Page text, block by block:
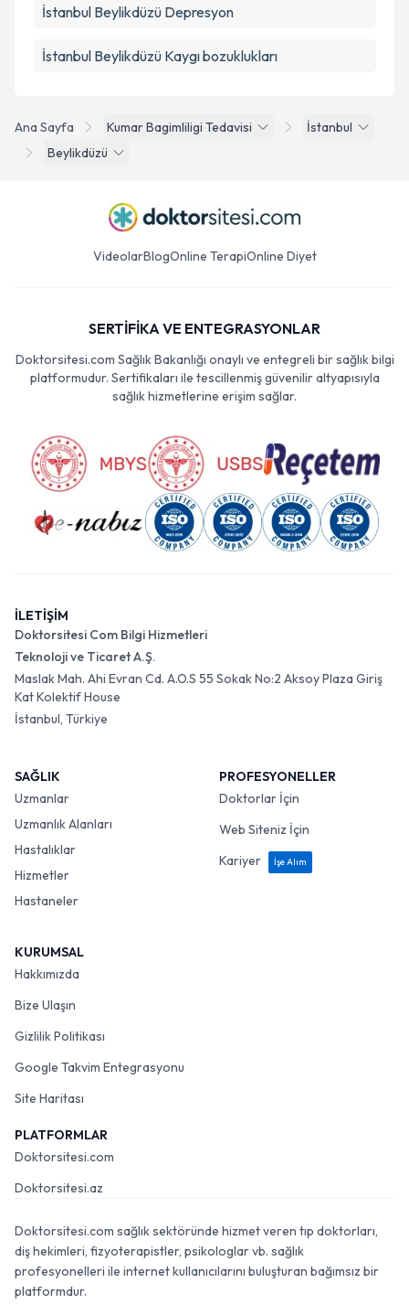
Ana Sayfa Kumar Bagimliligi Tedavisi
İstanbul
Beylikdüzü
İstanbul Beylikdüzü Depresyon
İstanbul Beylikdüzü Kaygı bozuklukları
VideolarBlogOnline TerapiOnline Diyet
SERTİFİKA VE ENTEGRASYONLAR
Doktorsitesi.com Sağlık Bakanlığı onaylı ve entegreli bir sağlık bilgi
platformudur. Sertifikaları ile tescillenmiş güvenilir altyapısıyla
sağlık hizmetlerine erişim sağlar.
İLETİŞİM
Doktorsitesi Com Bilgi Hizmetleri
Teknoloji ve Ticaret A.Ş.
Maslak Mah. Ahi Evran Cd. A.O.S 55 Sokak No:2 Aksoy Plaza Giriş
Kat Kolektif House
İstanbul, Türkiye
SAĞLIK
Uzmanlar
Uzmanlık Alanları
Hastalıklar
Hizmetler
Hastaneler
PROFESYONELLER
Doktorlar İçin
Web Siteniz İçin
Kariyer
İşe Alım
KURUMSAL
Hakkımızda
Bize Ulaşın
Gizlilik Politikası
Google Takvim Entegrasyonu
Site Haritası
PLATFORMLAR
Doktorsitesi.com
Doktorsitesi.az
Doktorsitesi.com sağlık sektöründe hizmet veren tıp doktorları,
diş hekimleri, fizyoterapistler, psikologlar vb. sağlık
profesyonelleri ile internet kullanıcılarını buluşturan bağımsız bir
platformdur.